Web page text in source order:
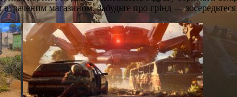
магазином. Забудьте про грінд — зосередьтеся